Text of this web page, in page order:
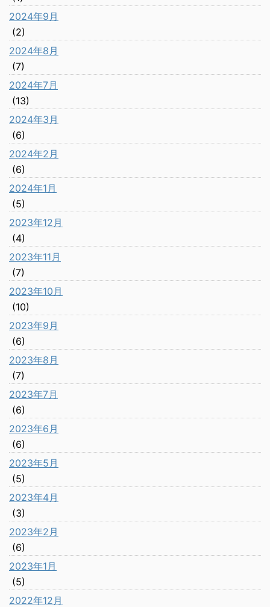
2024年9月
(2)
2024年8月
(7)
2024年7月
(13)
2024年3月
(6)
2024年2月
(6)
2024年1月
(5)
2023年12月
(4)
2023年11月
(7)
2023年10月
(10)
2023年9月
(6)
2023年8月
(7)
2023年7月
(6)
2023年6月
(6)
2023年5月
(5)
2023年4月
(3)
2023年2月
(6)
2023年1月
(5)
2022年12月